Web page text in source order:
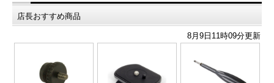
店長おすすめ商品